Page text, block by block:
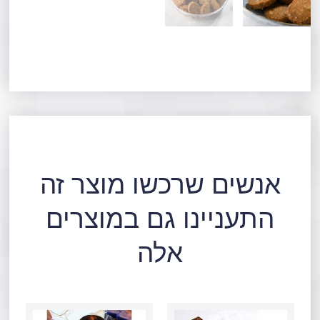
אנשים שרכשו מוצר זה
התעניינו גם במוצרים
אלה
של